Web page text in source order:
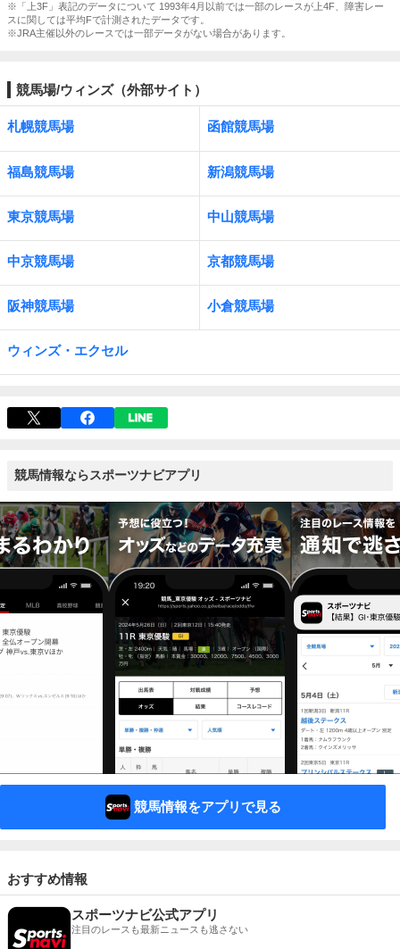
※「上3F」表記のデータについて 1993年4月以前では一部のレースが上4F、障害レー
スに関しては平均Fで計測されたデータです。
※JRA主催以外のレースでは一部データがない場合があります。
競馬場/ウィンズ（外部サイト）
札幌競馬場 函館競馬場
福島競馬場 新潟競馬場
東京競馬場 中山競馬場
中京競馬場 京都競馬場
阪神競馬場 小倉競馬場
ウィンズ・エクセル
競馬情報ならスポーツナビアプリ
競馬情報をアプリで見る
おすすめ情報
スポーツナビ公式アプリ
注目のレースも最新ニュースも逃さない